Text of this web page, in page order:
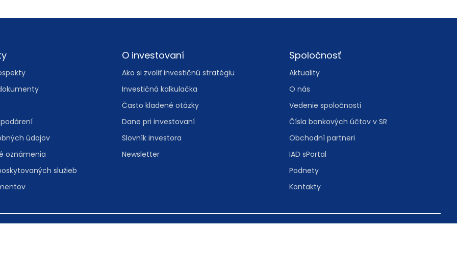
údajov
oznámenia
služieb
O investovaní
Ako si zvoliť investičnú stratégiu
Investičná kalkulačka
Často kladené otázky
Dane pri investovaní
Slovník investora
Newsletter
Spoločnosť
Aktuality
O nás
Vedenie spoločnosti
Čísla bankových účtov v SR
Obchodní partneri
IAD sPortal
Podnety
Kontakty